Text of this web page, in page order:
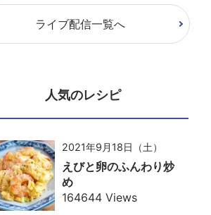
ライブ配信一覧へ
人気のレシピ
2021年9月18日（土）
えびと卵のふんわり炒
め
164644 Views